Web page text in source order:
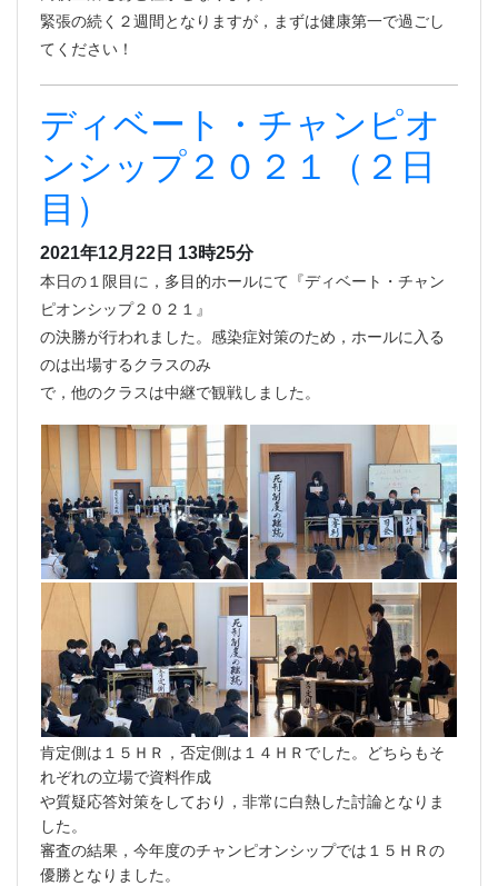
緊張の続く２週間となりますが，まずは健康第一で過ごし
てください！
ディベート・チャンピオ
ンシップ２０２１（２日
目）
2021年12月22日 13時25分
本日の１限目に，多目的ホールにて『ディベート・チャン
ピオンシップ２０２１』
の決勝が行われました。感染症対策のため，ホールに入る
のは出場するクラスのみ
で，他のクラスは中継で観戦しました。
肯定側は１５ＨＲ，否定側は１４ＨＲでした。どちらもそ
れぞれの立場で資料作成
や質疑応答対策をしており，非常に白熱した討論となりま
した。
審査の結果，今年度のチャンピオンシップでは１５ＨＲの
優勝となりました。